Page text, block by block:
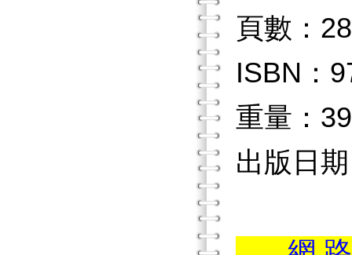
頁數：
ISBN：
重量：
出版日